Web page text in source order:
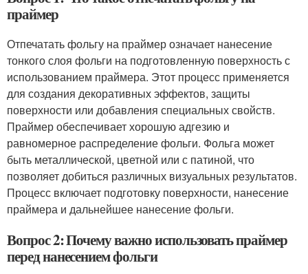
праймер
Отпечатать фольгу на праймер означает нанесение
тонкого слоя фольги на подготовленную поверхность с
использованием праймера. Этот процесс применяется
для создания декоративных эффектов, защиты
поверхности или добавления специальных свойств.
Праймер обеспечивает хорошую адгезию и
равномерное распределение фольги. Фольга может
быть металлической, цветной или с патиной, что
позволяет добиться различных визуальных результатов.
Процесс включает подготовку поверхности, нанесение
праймера и дальнейшее нанесение фольги.
Вопрос 2: Почему важно использовать праймер
перед нанесением фольги